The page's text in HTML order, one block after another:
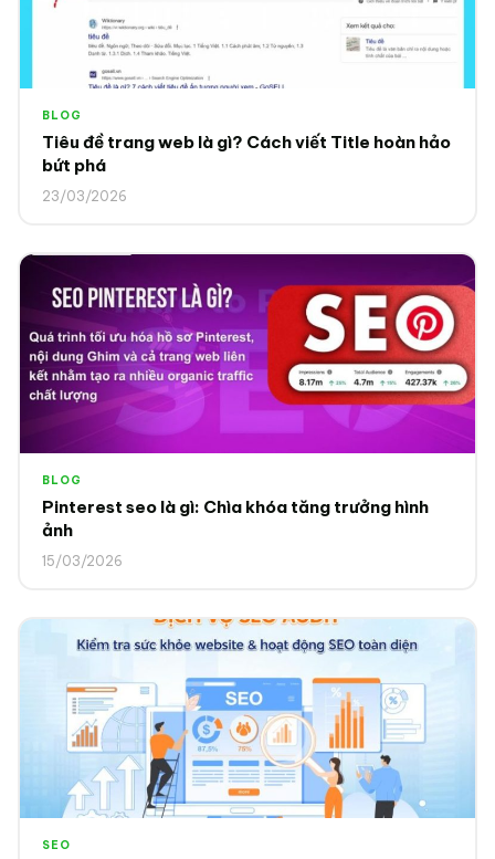
BLOG
Tiêu đề trang web là gì? Cách viết Title hoàn hảo
bứt phá
23/03/2026
BLOG
Pinterest seo là gì: Chìa khóa tăng trưởng hình
ảnh
15/03/2026
SEO